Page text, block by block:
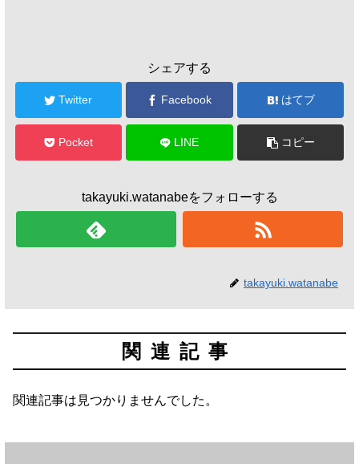
シェアする
Twitter Facebook はてブ
Pocket LINE コピー
takayuki.watanabeをフォローする
takayuki.watanabe
関連記事
関連記事は見つかりませんでした。